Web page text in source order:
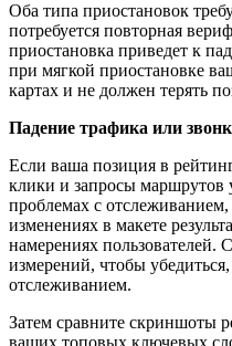
Оба типа приостановок
потребуется повторная
приостановка приведет к
при мягкой приостановке
картах и не должен терять
Падение трафика или
Если ваша позиция в
клики и запросы
проблемах с
изменениях в макете
намерениях пользователей.
измерений, чтобы
отслеживанием.
Затем сравните скриншоты